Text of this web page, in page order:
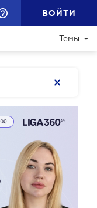
ВОЙТИ
Темы